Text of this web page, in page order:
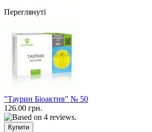
Переглянуті
"Таурин Біоактив" № 50
126.00 грн.